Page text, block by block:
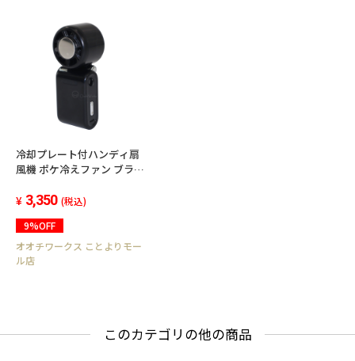
冷却プレート付ハンディ扇
風機 ポケ冷えファン ブラッ
3,350 (税込)
9%OFF
オオチワークス ことよりモー
ル店
このカテゴリの他の商品